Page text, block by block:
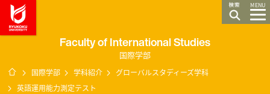
MENU
Faculty of International Studies
国際学部
ホーム
国際学部 学科紹介
グローバルスタディーズ学科
英語運用能力測定テスト